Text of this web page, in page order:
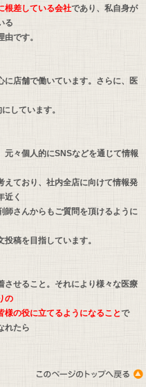
根差している会社であり、私自身が
る
です。
舗で働いています。さらに、医
ています。
元々個人的にSNSなどを通じて情報
おり、社内全店に向けて情報発
近く
んからもご質問を頂けるように
を目指しています。
ること。それにより様々な医療
の
の役に立てるようになることで
れたら